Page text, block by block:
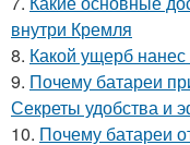
внутри Кремля
8. Какой ущерб
9. Почему батареи
Секреты удобства и
10. Почему батареи